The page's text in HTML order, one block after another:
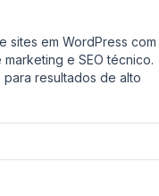
sites em WordPress com
e SEO técnico.
resultados de alto